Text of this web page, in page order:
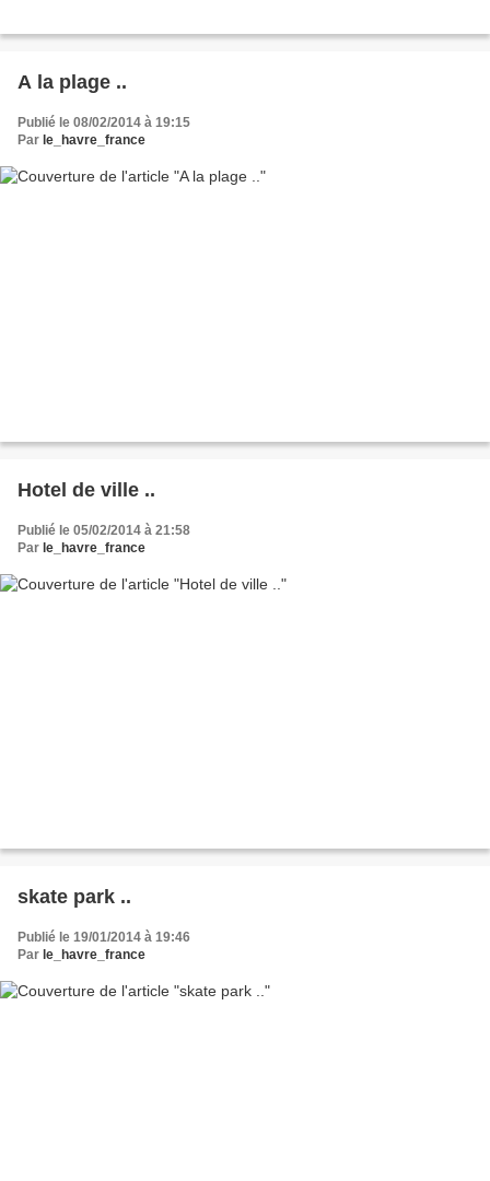
A la plage ..
Publié le 08/02/2014 à 19:15
Par le_havre_france
Hotel de ville ..
Publié le 05/02/2014 à 21:58
Par le_havre_france
skate park ..
Publié le 19/01/2014 à 19:46
Par le_havre_france